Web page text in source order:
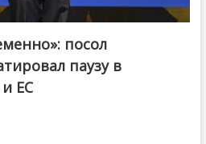
посол
паузу в
ЕС